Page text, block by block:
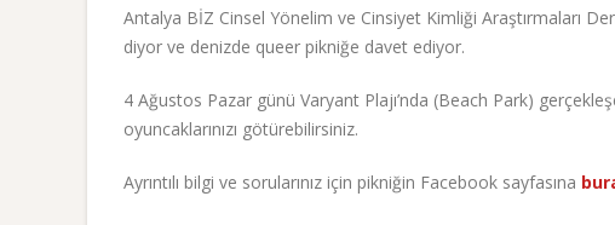
Antalya BİZ Cinsel Yönelim ve Cinsiyet Kimliği Araştırmaları
diyor ve denizde queer pikniğe davet ediyor.
4 Ağustos Pazar günü Varyant Plajı’nda (Beach Park)
oyuncaklarınızı götürebilirsiniz.
Ayrıntılı bilgi ve sorularınız için pikniğin Facebook sayfasına